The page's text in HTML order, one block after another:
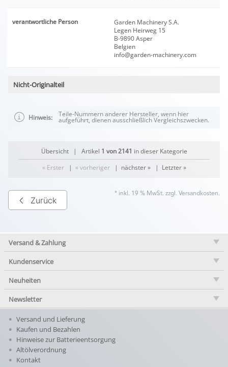
verantwortliche Person
Garden Machinery S.A.
Legen Heirweg 15
B-9890 Asper
Belgien
info@garden-machinery.com
Nicht-Originalteil
Hinweis: Teile-Nummern anderer Hersteller, wenn hier
aufgeführt, dienen ausschließlich Vergleichszwecken.
Übersicht| Artikel 1 von 2141 in dieser Kategorie
« Erster| « vorheriger| nächster »| Letzter »
Zurück
* inkl. 19 % MwSt. zzgl. Versandkosten.
Versand & Zahlung
Kundenservice
Neuheiten
Newsletter
Versand und Lieferung
Kaufen und Bezahlen
Hinweise zur Batterieentsorgung
Altölverordnung
Kontakt